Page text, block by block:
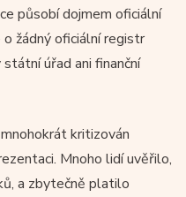
působí dojmem oficiální
žádný oficiální registr
státní úřad ani finanční
kritizován
Mnoho lidí uvěřilo,
a zbytečně platilo